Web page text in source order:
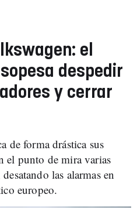
el
despedir
y cerrar
de forma drástica sus
el punto de mira varias
las alarmas en
europeo.